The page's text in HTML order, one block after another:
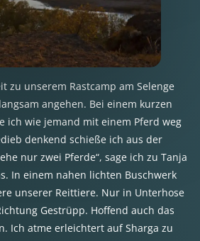
zu unserem Rastcamp am Selenge
angehen. Bei einem kurzen
ich wie jemand mit einem Pferd weg
denkend schieße ich aus der
nur zwei Pferde“, sage ich zu Tanja
In einem nahen lichten Buschwerk
unserer Reittiere. Nur in Unterhose
Gestrüpp. Hoffend auch das
Ich atme erleichtert auf Sharga zu